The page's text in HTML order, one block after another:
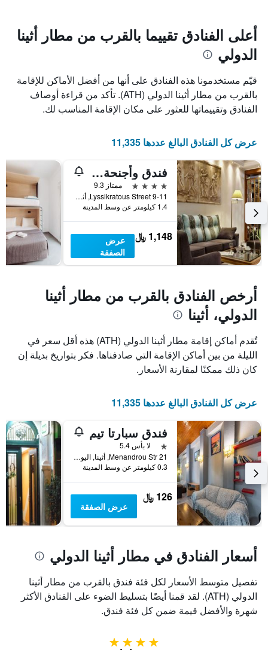
محور
X
الذي
عدد
الأيام
قبل
المخطط
1
محور
Y
الذي
يعرض
متوسط
سعر
غرفة
أعلى الفنادق تقييما بالقرب من مطار أثينا
الدولي
قيّم مستخدمونا هذه الفنادق على أنها من أفضل الأماكن للإقامة
بالقرب من مطار أثينا الدولي (ATH). تأكد من قراءة أوصاف
الفنادق وتقييماتها للعثور على مكان الإقامة المناسب لك.
عرض كل الفنادق البالغ عددها 11,335
فندق وأجنحة آفا
4 نجوم
ممتاز 9.3
9-11 Lyssikratous Street, أثينا, اليونان
1.4 كيلومتر عن وسط المدينة
1,148 ﷼
عرض
الصفقة
أرخص الفنادق بالقرب من مطار أثينا
الدولي، أثينا
تُقدم أماكن إقامة مطار أثينا الدولي (ATH) هذه أقل سعر في
الليلة من بين أماكن الإقامة التي صادفناها. فكر بتواريخ بديلة إن
كان ذلك ممكنًا لمقارنة الأسعار.
عرض كل الفنادق البالغ عددها 11,335
فندق سبارتا تيم
نجمة واحدة
لا بأس 5.4
21 Menandrou Str, أثينا, اليونان
0.3 كيلومتر عن وسط المدينة
126 ﷼
عرض الصفقة
أسعار الفنادق في مطار أثينا الدولي
تفصيل متوسط الأسعار لكل فئة فندق بالقرب من مطار أثينا
الدولي (ATH). لقد قمنا أيضًا بتسليط الضوء على الفنادق الأكثر
شهرة والأفضل قيمة ضمن كل فئة فندق.
4 نجوم